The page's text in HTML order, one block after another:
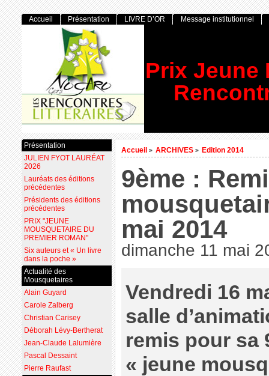
Prix Jeune
Accueil > ARCHIVES > Edition 2014
9ème :
mai 2014
dimanche 11 mai
Vendredi 16
salle
remis pour sa
« jeune
Accueil Présentation LIVRE D’OR Message institutionnel
Présentation
JULIEN FYOT LAURÉAT
2026
Lauréats des éditions
précédentes
Présidents des éditions
précédentes
PRIX "JEUNE
MOUSQUETAIRE DU
PREMIER ROMAN"
Six auteurs et « Un livre
dans la poche »
Actualité des
Mousquetaires
Alain Guyard
Carole Zalberg
Christian Carisey
Déborah Lévy-Bertherat
Jean-Claude Lalumière
Pascal Dessaint
Pierre Raufast